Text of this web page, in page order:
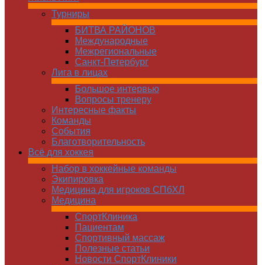
Турниры
БИТВА РАЙОНОВ
Международные
Межрегиональные
Санкт-Петербург
Лига в лицах
Большое интервью
Вопросы тренеру
Интересные факты
Команды
Cобытия
Благотворительность
Всё для хоккея
Набор в хоккейные команды
Экипировка
Медицина для игроков СПбХЛ
Медицина
СпортКлиника
Пациентам
Спортивный массаж
Полезные статьи
Новости СпортКлиники